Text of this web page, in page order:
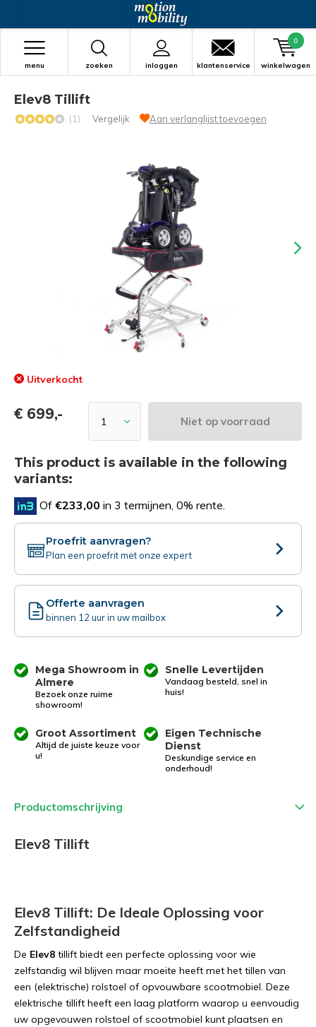
zoeken inloggen
menu klantenservice winkelwagen
0
Elev8 Tillift
(1) Vergelijk Aan verlanglijst toevoegen
Uitverkocht
€ 699,- Niet op voorraad
This product is available in the following
variants:
Of €233,00 in 3 termijnen, 0% rente.
Proefrit aanvragen?
Plan een proefrit met onze expert
Offerte aanvragen
binnen 12 uur in uw mailbox
Mega Showroom in
Almere
Bezoek onze ruime
showroom!
Snelle Levertijden
Vandaag besteld, snel in
huis!
Groot Assortiment
Altijd de juiste keuze voor
u!
Eigen Technische
Dienst
Deskundige service en
onderhoud!
Productomschrijving
Elev8 Tillift
Elev8 Tillift: De Ideale Oplossing voor
Zelfstandigheid
De Elev8 tillift biedt een perfecte oplossing voor wie
zelfstandig wil blijven maar moeite heeft met het tillen van
een (elektrische) rolstoel of opvouwbare scootmobiel. Deze
elektrische tillift heeft een laag platform waarop u eenvoudig
uw opgevouwen rolstoel of scootmobiel kunt plaatsen en